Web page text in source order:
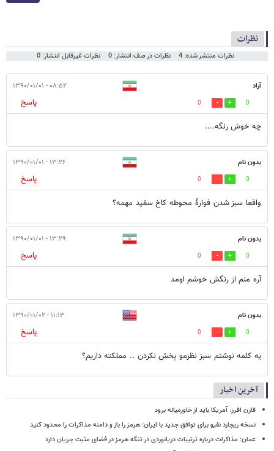
نظرات
نظرات منتشر شده: 4 نظرات در صف انتشار: 0 نظرات غیرقابل انتشار: 0
آراد ۰۸:۵۲ - ۱۳۹۰/۰۱/۰۱
0
0
پاسخ
چه خوش رنگه....
بدون نام ۱۳:۲۶ - ۱۳۹۰/۰۱/۰۱
0
0
پاسخ
واقعا سبز شدن فوارۀ محوطه کاخ سفید مهمه؟
بدون نام ۱۳:۲۹ - ۱۳۹۰/۰۱/۰۱
0
0
پاسخ
آره منم از رنگش خوشم اومد
بدون نام ۱۱:۱۳ - ۱۳۹۰/۰۱/۰۲
0
0
پاسخ
یه کلمه نوشتم سبز نظرمو پخش نکردن .. مملکته داریم؟
آخرین اخبار
فارن افرز: آمریکا باید از خاورمیانه برود
نسخه ریچارد نفیو برای توافق جدید با ایران: هرمز را باز و دامنه مذاکرات را محدود کنید
عمان: مذاکرات درباره ترتیبات دریانوردی در تنگه هرمز در فضای مثبت جریان دارد